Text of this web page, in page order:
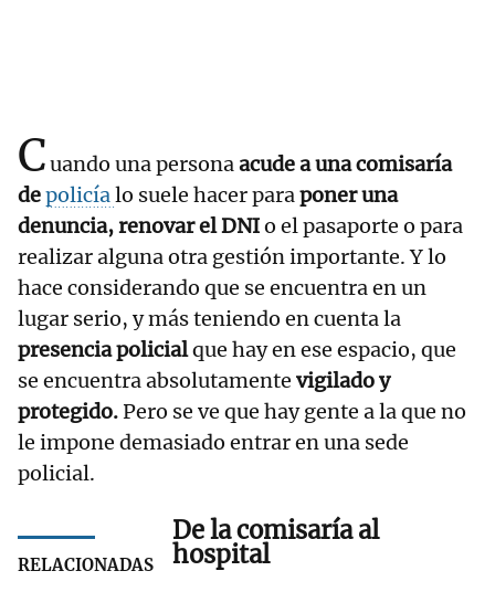
Cuando una personaacude a una comisaría
depolicíalo suele hacer paraponer una
denuncia, renovar el DNIo el pasaporte o para
realizar alguna otra gestión importante. Y lo
hace considerando que se encuentra en un
lugar serio, y más teniendo en cuenta la
presencia policialque hay en ese espacio, que
se encuentra absolutamente vigilado y
protegido.Pero se ve que hay gente a la que no
le impone demasiado entrar en una sede
policial.
RELACIONADAS
De la comisaría al
hospital